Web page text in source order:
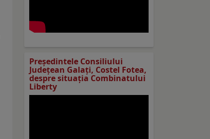
Preşedintele Consiliului
Judeţean Galaţi, Costel Fotea,
despre situaţia Combinatului
Liberty